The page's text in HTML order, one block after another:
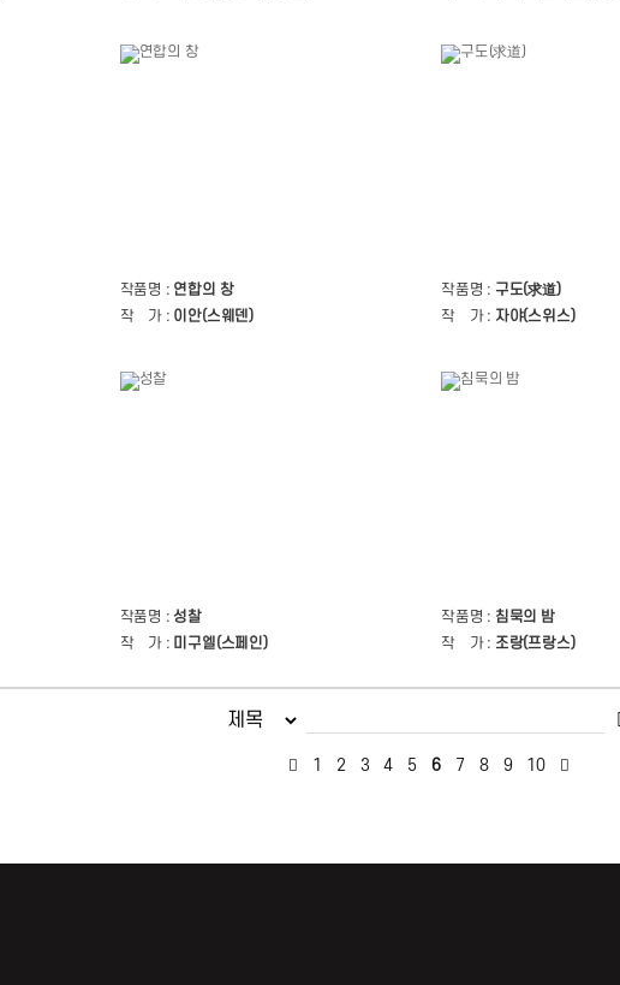
작품명 : 연합의 창
작 가 : 이안(스웨덴)
작품명 : 구도(求道)
작 가 : 자야(스위스)
작품명 : 성찰
작 가 : 미구엘(스페인)
작품명 : 침묵의 밤
작 가 : 조랑(프랑스)
1 2 3 4 5 6 7 8 9 10